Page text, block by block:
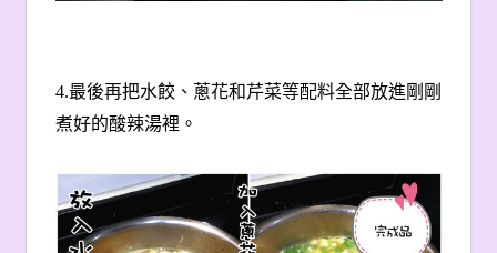
4.最後再把水餃、蔥花和芹菜等配料全部放進剛剛
煮好的酸辣湯裡。